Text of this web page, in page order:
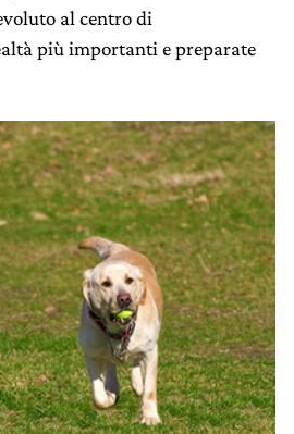
al centro di
più importanti e preparate